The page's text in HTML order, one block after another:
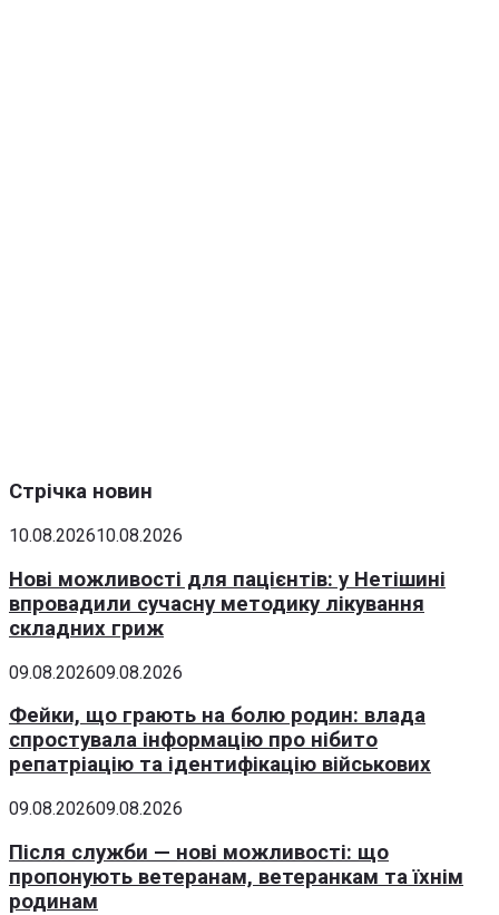
Стрічка новин
10.08.202610.08.2026
Нові можливості для пацієнтів: у Нетішині
впровадили сучасну методику лікування
складних гриж
09.08.202609.08.2026
Фейки, що грають на болю родин: влада
спростувала інформацію про нібито
репатріацію та ідентифікацію військових
09.08.202609.08.2026
Після служби — нові можливості: що
пропонують ветеранам, ветеранкам та їхнім
родинам